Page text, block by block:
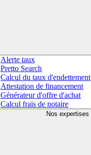
Alerte taux
Pretto Search
Calcul du taux d'endettement
Attestation de financement
Générateur d'offre d'achat
Calcul frais de notaire
Nos expertises